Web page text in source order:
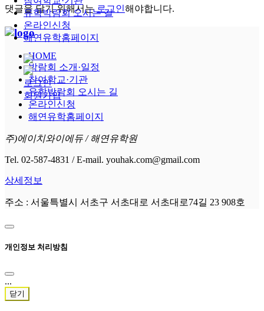
유학박람회 오시는 길
온라인신청
해연유학홈페이지
로그인
회원가입
댓글을 달기 위해서는로그인해야합니다.
HOME
박람회 소개·일정
참여학교·기관
유학박람회 오시는 길
온라인신청
해연유학홈페이지
주)에이치와이에듀 / 해연유학원
Tel. 02-587-4831 / E-mail. youhak.com@gmail.com
상세정보
주소 : 서울특별시 서초구 서초대로 서초대로74길 23 908호
개인정보 처리방침
...
닫기